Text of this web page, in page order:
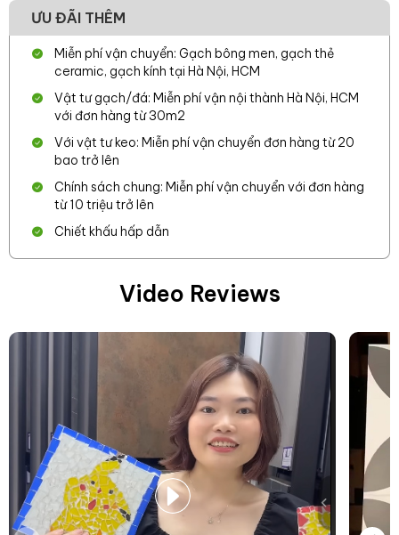
ƯU ĐÃI THÊM
Miễn phí vận chuyển: Gạch bông men, gạch thẻ
ceramic, gạch kính tại Hà Nội, HCM
Vật tư gạch/đá: Miễn phí vận nội thành Hà Nội, HCM
với đơn hàng từ 30m2
Với vật tư keo: Miễn phí vận chuyển đơn hàng từ 20
bao trở lên
Chính sách chung: Miễn phí vận chuyển với đơn hàng
từ 10 triệu trở lên
Chiết khấu hấp dẫn
Video Reviews